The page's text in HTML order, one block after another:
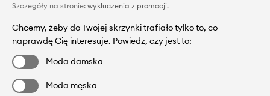
Szczegóły na stronie: wykluczenia z promocji.
Chcemy, żeby do Twojej skrzynki trafiało tylko to, co
naprawdę Cię interesuje. Powiedz, czy jest to:
Moda damska
Moda męska